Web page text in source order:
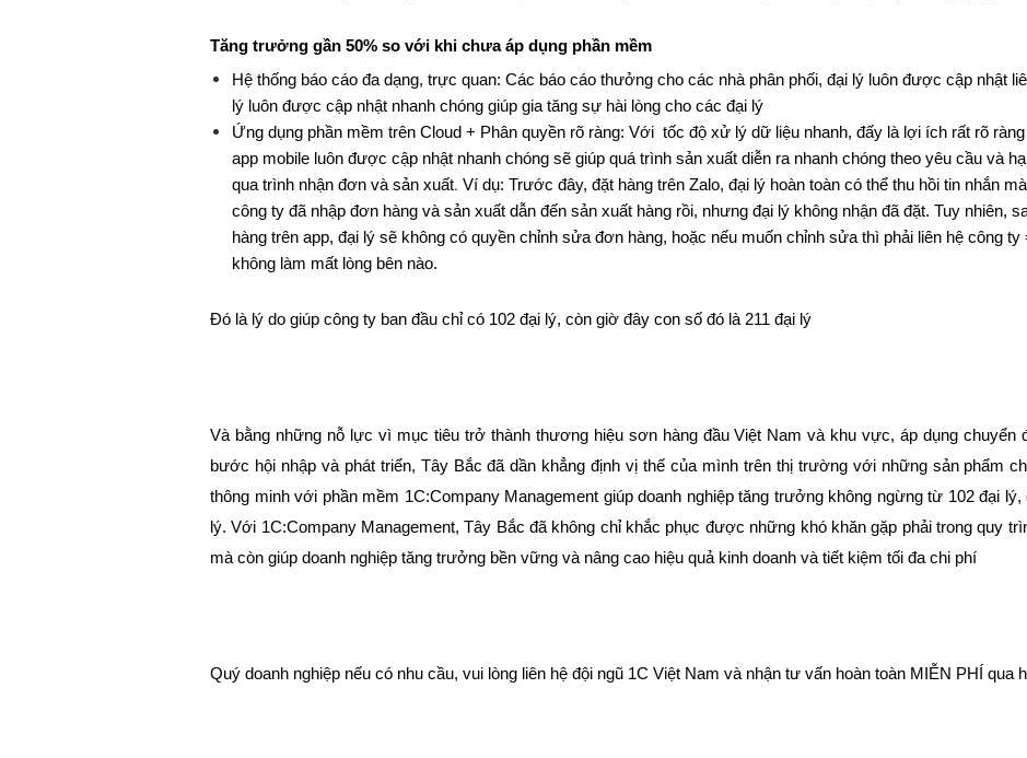
Tăng trưởng gần 50% so với khi chưa áp dụng phần mềm
Hệ thống báo cáo đa dạng, trực quan: Các báo cáo thưởng cho các nhà phân phối, đại lý luôn được cập nhật
lý luôn được cập nhật nhanh chóng giúp gia tăng sự hài lòng cho các đại lý
Ứng dụng phần mềm trên Cloud + Phân quyền rõ ràng: Với tốc độ xử lý dữ liệu nhanh, đấy là lợi ích rất rõ
app mobile luôn được cập nhật nhanh chóng sẽ giúp quá trình sản xuất diễn ra nhanh chóng theo yêu cầu và
qua trình nhận đơn và sản xuất. Ví dụ: Trước đây, đặt hàng trên Zalo, đại lý hoàn toàn có thể thu hồi tin nhắn
công ty đã nhập đơn hàng và sản xuất dẫn đến sản xuất hàng rồi, nhưng đại lý không nhận đã đặt. Tuy nhiên,
hàng trên app, đại lý sẽ không có quyền chỉnh sửa đơn hàng, hoặc nếu muốn chỉnh sửa thì phải liên hệ công
không làm mất lòng bên nào.
Đó là lý do giúp công ty ban đầu chỉ có 102 đại lý, còn giờ đây con số đó là 211 đại lý
Và bằng những nỗ lực vì mục tiêu trở thành thương hiệu sơn hàng đầu Việt Nam và khu vực, áp dụng chuyển
bước hội nhập và phát triển, Tây Bắc đã dần khẳng định vị thế của mình trên thị trường với những sản phẩm
thông minh với phần mềm 1C:Company Management giúp doanh nghiệp tăng trưởng không ngừng từ 102 đại
lý. Với 1C:Company Management, Tây Bắc đã không chỉ khắc phục được những khó khăn gặp phải trong quy
mà còn giúp doanh nghiệp tăng trưởng bền vững và nâng cao hiệu quả kinh doanh và tiết kiệm tối đa chi phí
Quý doanh nghiệp nếu có nhu cầu, vui lòng liên hệ đội ngũ 1C Việt Nam và nhận tư vấn hoàn toàn MIỄN PHÍ qua